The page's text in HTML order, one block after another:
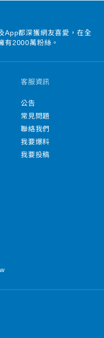
App都深獲網友喜愛，在全
有2000萬粉絲。
客服資訊
公告
常見問題
聯絡我們
我要爆料
我要投稿